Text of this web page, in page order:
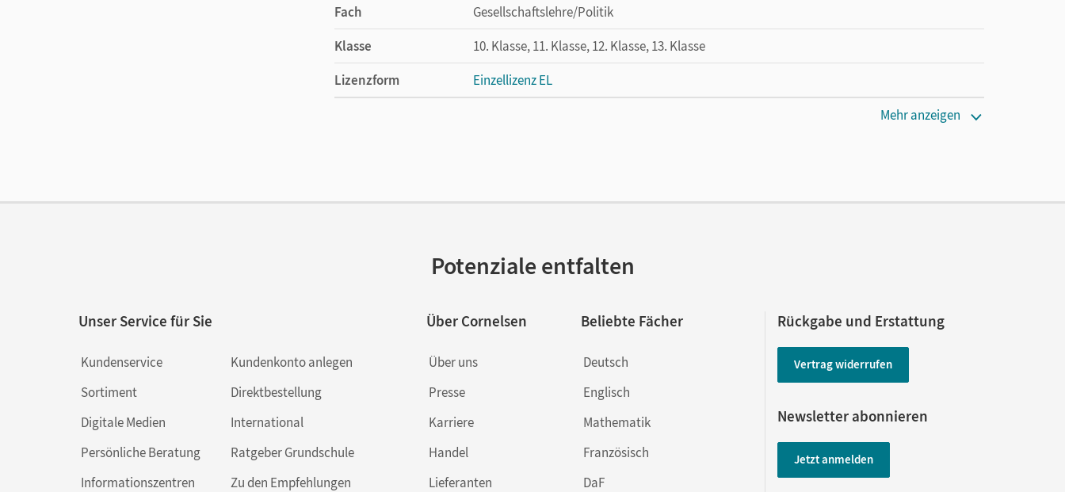
Fach
Gesellschaftslehre/Politik
Klasse
10. Klasse, 11. Klasse, 12. Klasse, 13. Klasse
Lizenzform
Einzellizenz EL
Mehr anzeigen
Potenziale entfalten
Unser Service für Sie
Kundenservice
Sortiment
Digitale Medien
Persönliche Beratung
Informationszentren
Kundenkonto anlegen
Direktbestellung
International
Ratgeber Grundschule
Zu den Empfehlungen
Über Cornelsen
Über uns
Presse
Karriere
Handel
Lieferanten
Beliebte Fächer
Deutsch
Englisch
Mathematik
Französisch
DaF
Rückgabe und Erstattung
Vertrag widerrufen
Newsletter abonnieren
Jetzt anmelden